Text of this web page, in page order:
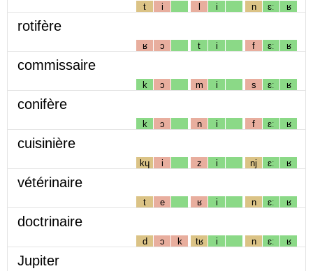
t i l i n ɛː ʁ
rotifère
ʁ ɔ t i f ɛː ʁ
commissaire
k ɔ m i s ɛː ʁ
conifère
k ɔ n i f ɛː ʁ
cuisinière
kɥ i z i nj ɛː ʁ
vétérinaire
t e ʁ i n ɛː ʁ
doctrinaire
d ɔ k tʁ i n ɛː ʁ
Jupiter